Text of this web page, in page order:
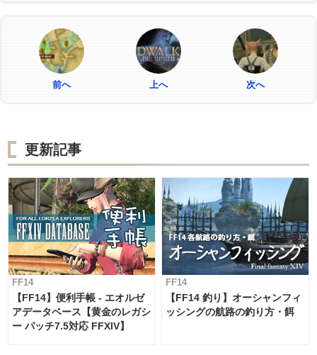
前へ 上へ 次へ
更新記事
FF14
【FF14】便利手帳 - エオルゼ
アデータベース【黄金のレガシ
ー パッチ7.5対応 FFXIV】
FF14
【FF14 釣り】オーシャンフィ
ッシングの航路の釣り方・餌